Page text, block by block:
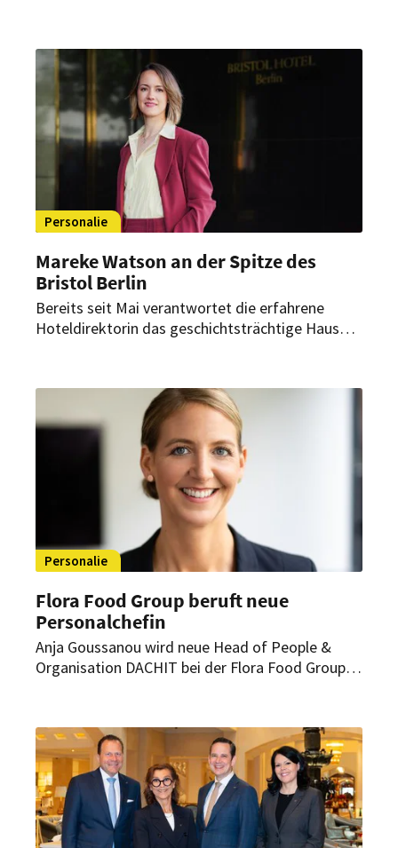
Restaurantprojekts im The Ritz-Carlton,
Wolfsburg.
Personalie
Mareke Watson an der Spitze des
Bristol Berlin
Bereits seit Mai verantwortet die erfahrene
Hoteldirektorin das geschichtsträchtige Haus
Collection.
Personalie
Flora Food Group beruft neue
Personalchefin
Anja Goussanou wird neue Head of People &
Organisation DACHIT bei der Flora Food Group.